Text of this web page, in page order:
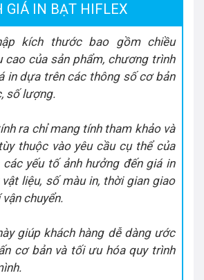
GIÁ IN BẠT HIFLEX
kích thước bao gồm chiều
cao của sản phẩm, chương trình
in dựa trên các thông số cơ bản
số lượng.
ra chỉ mang tính tham khảo và
thuộc vào yêu cầu cụ thể của
các yếu tố ảnh hưởng đến giá in
liệu, số màu in, thời gian giao
chuyển.
giúp khách hàng dễ dàng ước
cơ bản và tối ưu hóa quy trình